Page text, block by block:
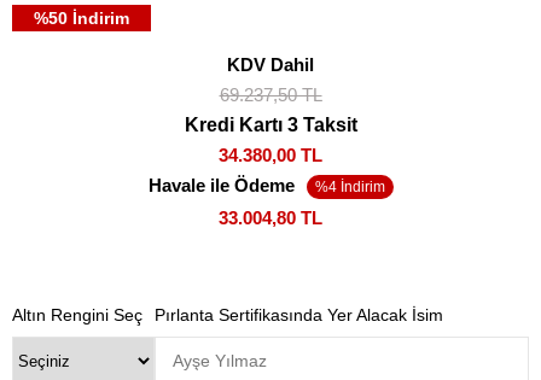
%50 İndirim
KDV Dahil
69.237,50 TL
Kredi Kartı 3 Taksit
34.380,00 TL
Havale ile Ödeme
33.004,80 TL
Altın Rengini Seç Pırlanta Sertifikasında Yer Alacak İsim